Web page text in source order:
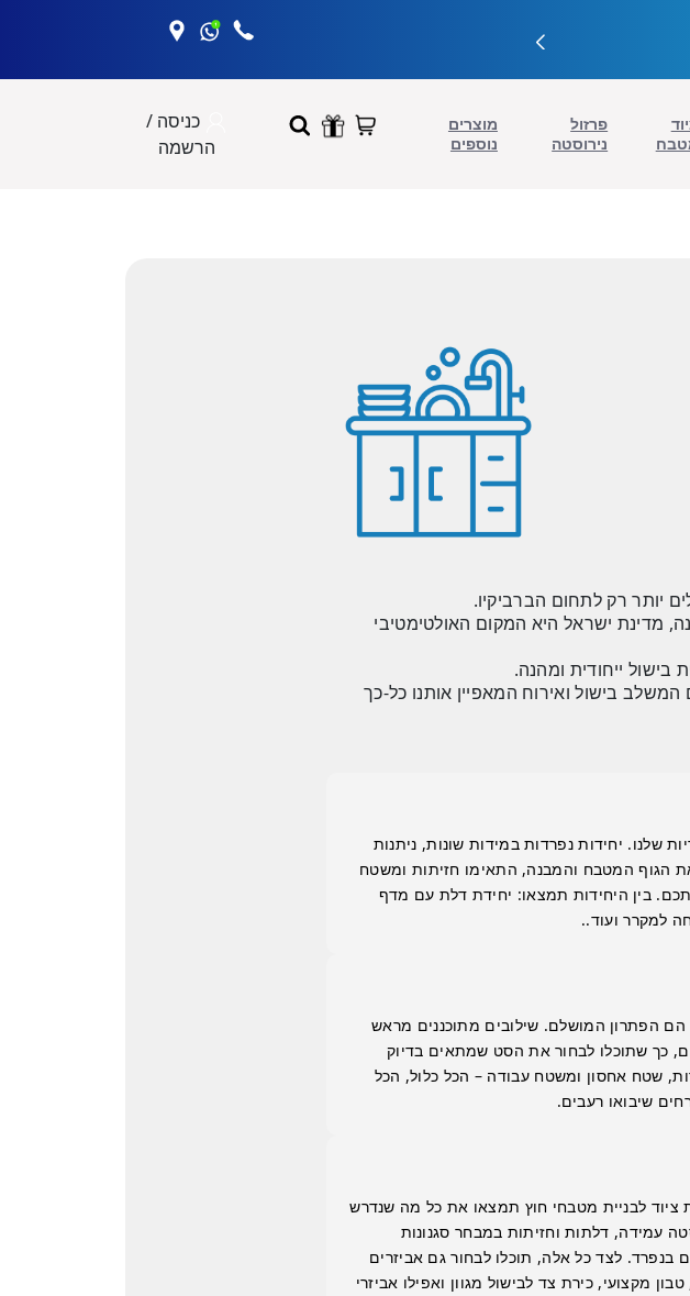
פרזול
נירוסטה
מוצרים
נוספים
כניסה /
הרשמה
יותר רק לתחום הברביקיו.
מדינת ישראל היא המקום האולטימטיבי
ייחודית ומהנה.
המשלב בישול ואירוח המאפיין אותנו כל-כך
יחידות נפרדות במידות שונות, ניתנות
הגוף המטבח והמבנה, התאימו חזיתות ומשטח
בין היחידות תמצאו: יחידת דלת עם מדף
למקרר ועוד..
הפתרון המושלם. שילובים מתוכננים מראש
כך שתוכלו לבחור את הסט שמתאים בדיוק
שטח אחסון ומשטח עבודה – הכל כלול, הכל
שיבואו רעבים.
לבניית מטבחי חוץ תמצאו את כל מה שנדרש
עמידה, דלתות וחזיתות במבחר סגנונות
בנפרד. לצד כל אלה, תוכלו לבחור גם אביזרים
מקצועי, כירת צד לבישול מגוון ואפילו אביזרי